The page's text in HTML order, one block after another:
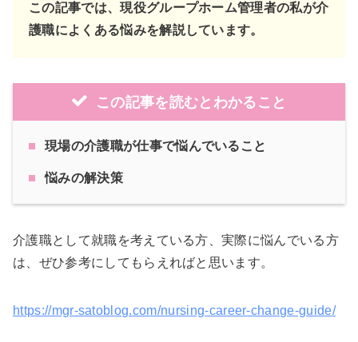
この記事では、現役グループホーム管理者の私が介
護職によくある悩みを解説しています。
この記事を読むとわかること
現場の介護職が仕事で悩んでいること
悩みの解決策
介護職として就職を考えている方、実際に悩んでいる方
は、ぜひ参考にしてもらえればと思います。
https://mgr-satoblog.com/nursing-career-change-guide/